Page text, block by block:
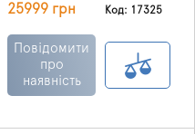
надійний та
електроприводом.
Конструкція має чотири
секції, завдяки яким
25999 грн Код: 17325
Повідомити
про
наявність